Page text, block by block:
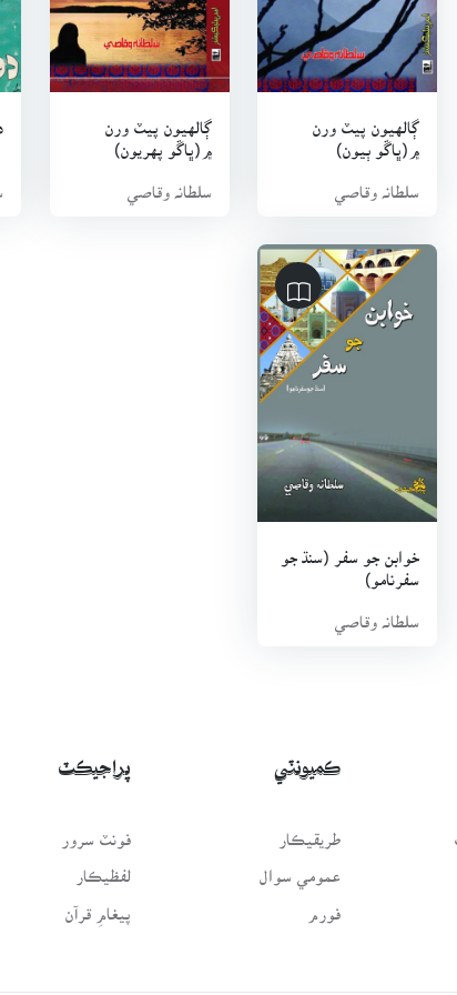
ڳالهيون پيٽ ورن
۾(ڀاڱو ٻيون)
سلطانہ وقاصي
ڳالهيون پيٽ ورن
۾(ڀاڱو پهريون)
سلطانہ وقاصي
خوابن جو سفر (سنڌ جو
سفرنامو)
سلطانہ وقاصي
ڪميونٽي
طريقيڪار
عمومي سوال
فورم
پراجيڪٽ
فونٽ سرور
لفظيڪار
پيغامِ قرآن